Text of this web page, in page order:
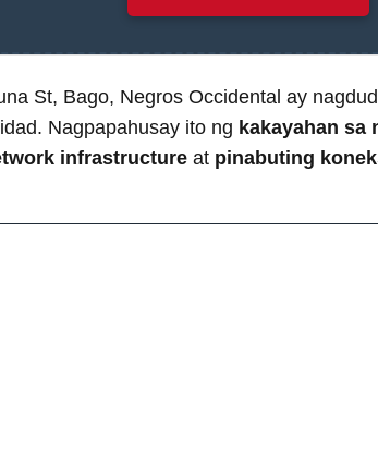
St, Bago, Negros Occidental ay
Nagpapahusay ito ng kakayahan sa
infrastructure at pinabuting